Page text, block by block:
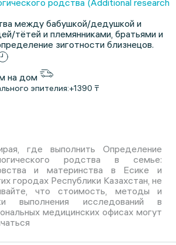
родства (Additional research
между бабушкой/дедушкой и
тётей и племянниками, братьями и
зиготности близнецов.
на дом
эпителия:+1390 ₸
где выполнить Определение
родства в семье:
и материнства в Есике и
городах Республики Казахстан, не
что стоимость, методы и
выполнения исследований в
медицинских офисах могут